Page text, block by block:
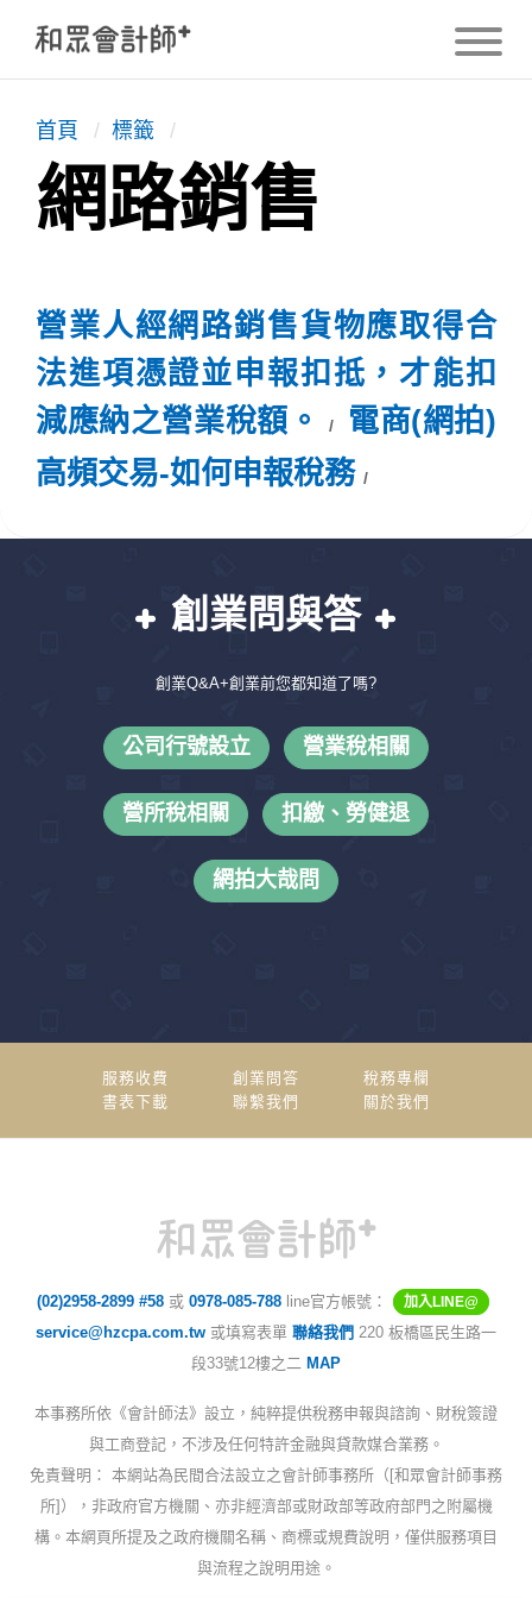
首頁 / 標籤 /
網路銷售
營業人經網路銷售貨物應取得合
法進項憑證並申報扣抵，才能扣
減應納之營業稅額。
電商(網拍)
高頻交易-如何申報稅務
創業問與答
創業Q&A+創業前您都知道了嗎?
公司行號設立 營業稅相關
營所稅相關 扣繳、勞健退
網拍大哉問
服務收費 創業問答
稅務專欄
書表下載
聯繫我們 關於我們
(02)2958-2899 #58 或 0978-085-788 line官方帳號： 加入LINE@
service@hzcpa.com.tw 或填寫表單 聯絡我們 220 板橋區民生路一
段33號12樓之二 MAP
本事務所依《會計師法》設立，純粹提供稅務申報與諮詢、財稅簽證
與工商登記，不涉及任何特許金融與貸款媒合業務。
免責聲明： 本網站為民間合法設立之會計師事務所（[和眾會計師事務
所]），非政府官方機關、亦非經濟部或財政部等政府部門之附屬機
構。本網頁所提及之政府機關名稱、商標或規費說明，僅供服務項目
與流程之說明用途。